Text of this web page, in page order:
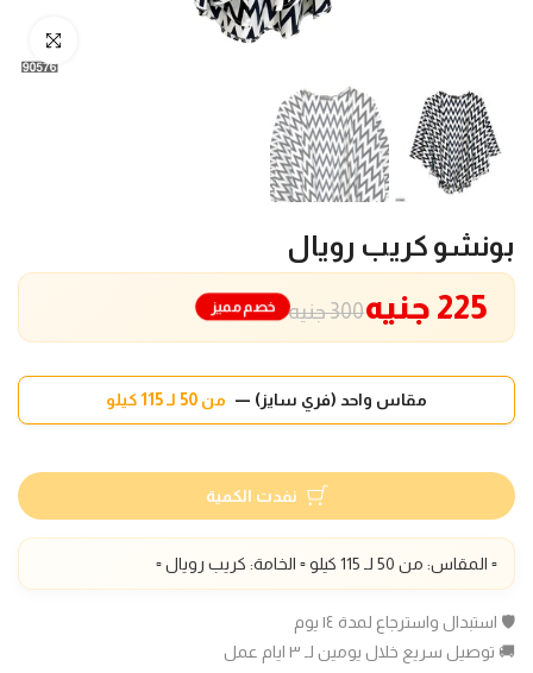
انقر للتكبير
بونشو كريب رويال
300 جنيه 225 جنيه خصم مميز
مقاس واحد (فري سايز) — من 50 لـ 115 كيلو
نفدت الكمية
▫️ المقاس: من 50 لـ 115 كيلو ▫️ الخامة: كريب رويال ▫️
🛡️ استبدال واسترجاع لمدة ١٤ يوم
🚚 توصيل سريع خلال يومين لـ ٣ ايام عمل